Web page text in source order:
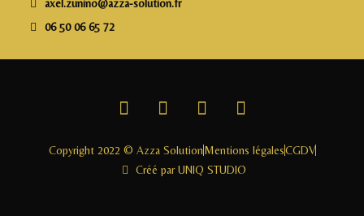
axel.zunino@azza-solution.fr
06 50 06 65 72
Copyright 2022 © Azza SolutionMentions légalesCGDV
Créé par UNIQ STUDIO